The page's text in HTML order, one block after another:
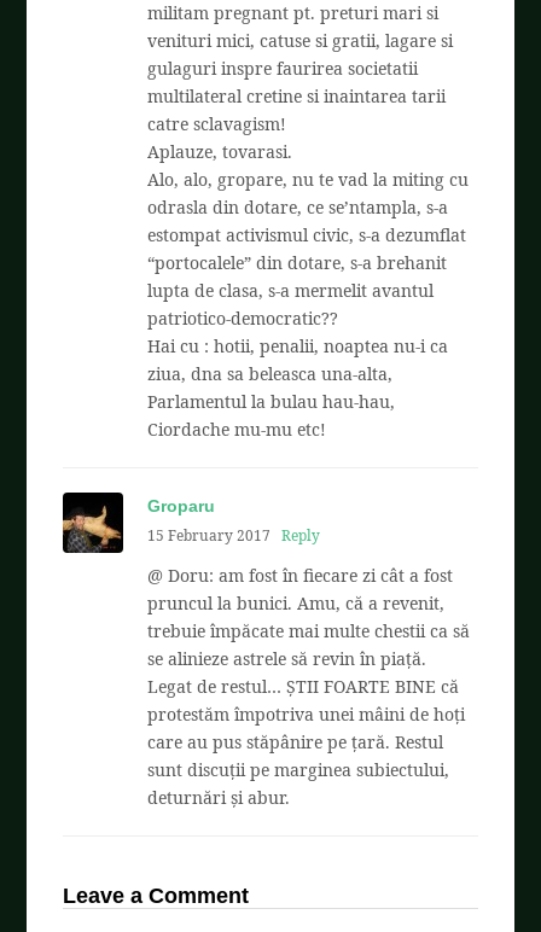
militam pregnant pt. preturi mari si
venituri mici, catuse si gratii, lagare si
gulaguri inspre faurirea societatii
multilateral cretine si inaintarea tarii
catre sclavagism!
Aplauze, tovarasi.
Alo, alo, gropare, nu te vad la miting cu
odrasla din dotare, ce se’ntampla, s-a
estompat activismul civic, s-a dezumflat
“portocalele” din dotare, s-a brehanit
lupta de clasa, s-a mermelit avantul
patriotico-democratic??
Hai cu : hotii, penalii, noaptea nu-i ca
ziua, dna sa beleasca una-alta,
Parlamentul la bulau hau-hau,
Ciordache mu-mu etc!
Groparu
15 February 2017
Reply
@ Doru: am fost în fiecare zi cât a fost
pruncul la bunici. Amu, că a revenit,
trebuie împăcate mai multe chestii ca să
se alinieze astrele să revin în piață.
Legat de restul… ȘTII FOARTE BINE că
protestăm împotriva unei mâini de hoți
care au pus stăpânire pe țară. Restul
sunt discuții pe marginea subiectului,
deturnări și abur.
Leave a Comment